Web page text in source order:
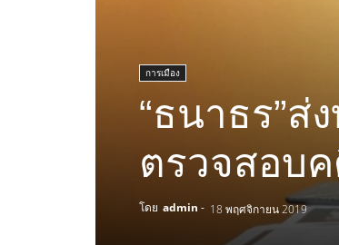
การเมือง
“ธนาธร”ส่
ตรวจสอบ
โดย admin - 18 พฤศจิกายน 2019